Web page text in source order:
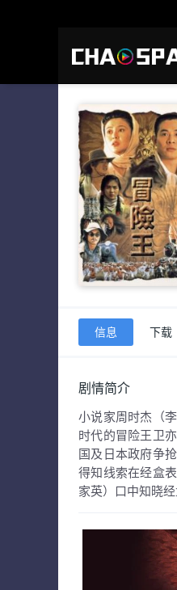
信息 下载
剧情简介
小说家周时杰（
时代的冒险王卫
国及日本政府争
得知线索在经盒
家英）口中知晓